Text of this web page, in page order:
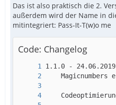
Das ist also praktisch die 2.
außerdem wird der Name in
mitintegriert: Pass-It-T(w)o me
Code: Changelog